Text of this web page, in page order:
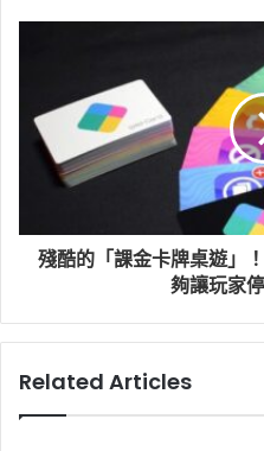
殘酷的「課金卡牌桌遊」
夠讓玩家
Related Articles